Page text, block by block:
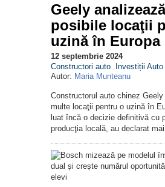
Geely analizează
posibile locaţii
uzină în Europa
12 septembrie 2024
Constructori auto
Investiții Auto
Autor: Maria Munteanu
Constructorul auto chinez
multe locaţii pentru o uzină în
luat încă o decizie definitivă cu
producţia locală, au declarat